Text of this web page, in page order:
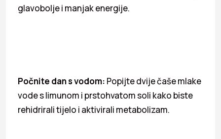
glavobolje i manjak energije.
Počnite dan s vodom: Popijte dvije čaše mlake
vode s limunom i prstohvatom soli kako biste
rehidrirali tijelo i aktivirali metabolizam.